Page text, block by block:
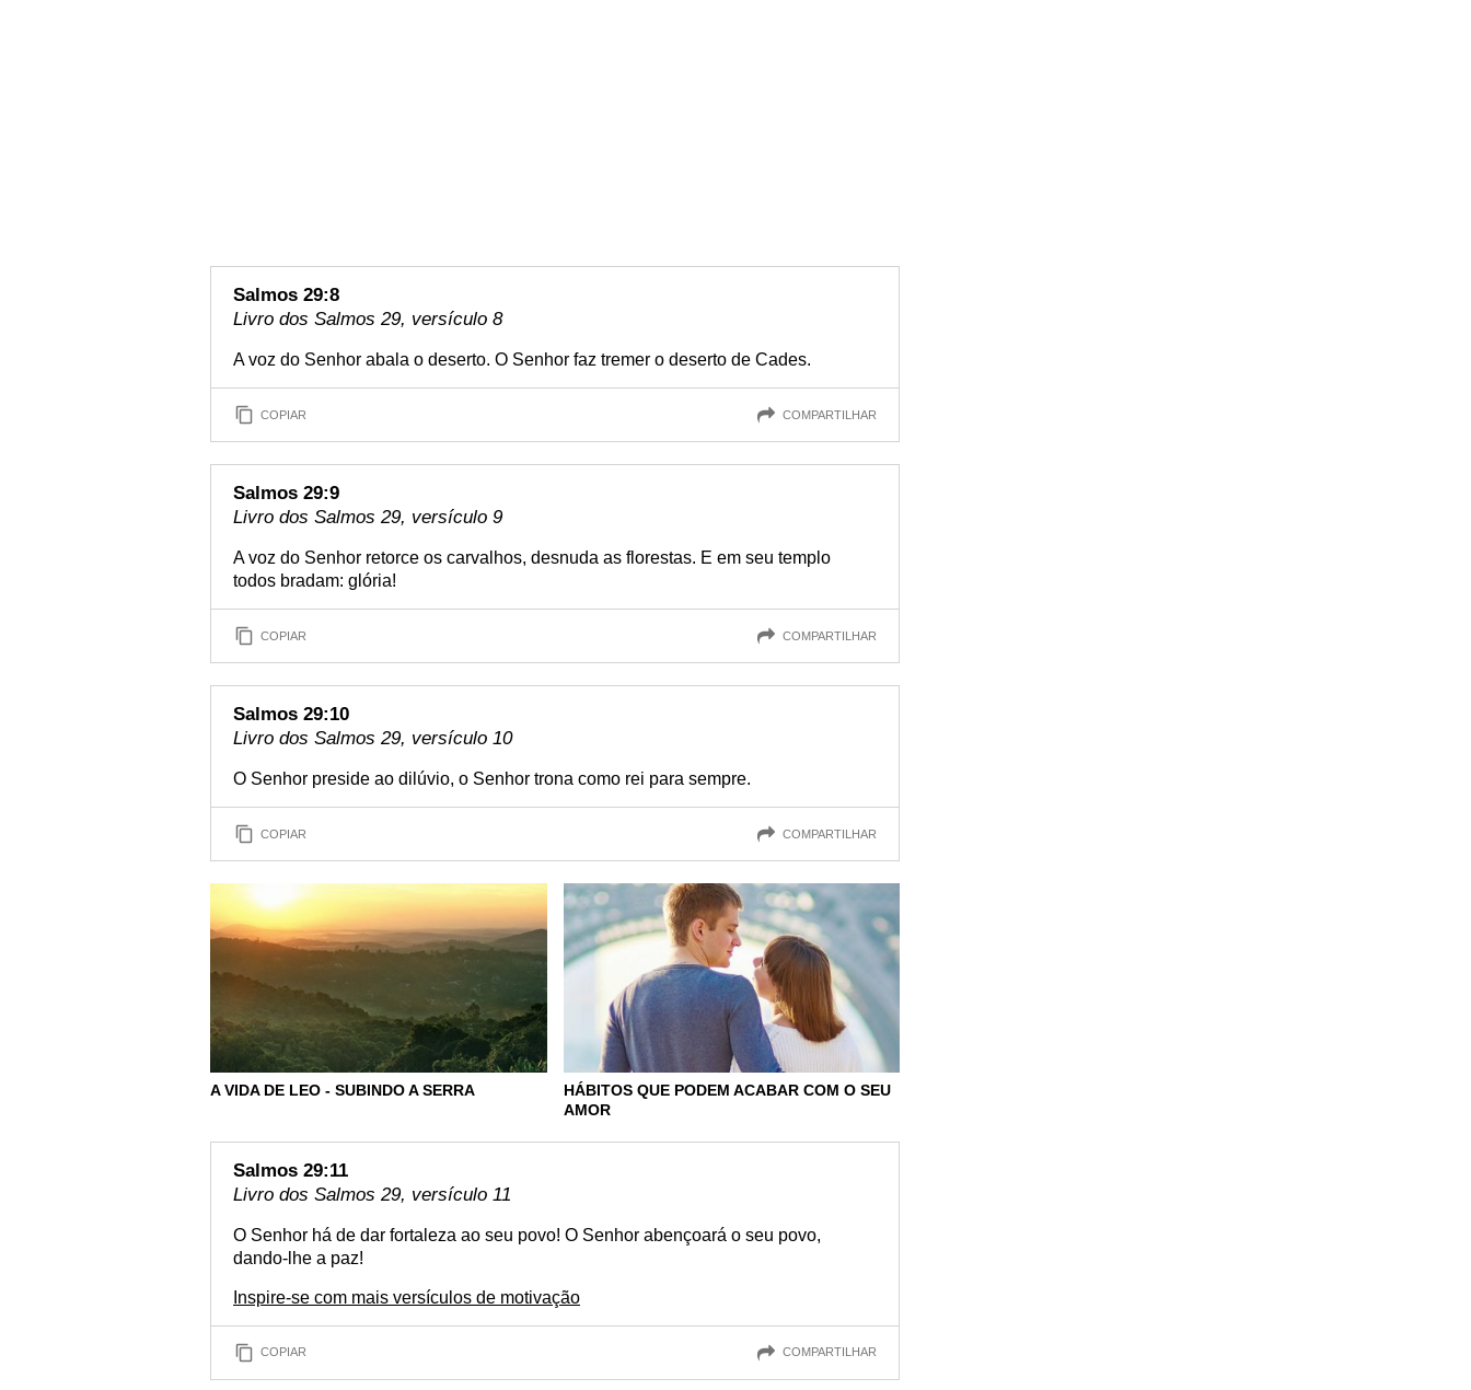
Salmos 29:8
Livro dos Salmos 29, versículo 8
A voz do Senhor abala o deserto. O Senhor faz tremer o deserto de Cades.
COPIAR COMPARTILHAR
Salmos 29:9
Livro dos Salmos 29, versículo 9
A voz do Senhor retorce os carvalhos, desnuda as florestas. E em seu templo
todos bradam: glória!
COPIAR COMPARTILHAR
Salmos 29:10
Livro dos Salmos 29, versículo 10
O Senhor preside ao dilúvio, o Senhor trona como rei para sempre.
COPIAR COMPARTILHAR
A VIDA DE LEO - SUBINDO A SERRA
HÁBITOS QUE PODEM ACABAR COM O SEU
AMOR
Salmos 29:11
Livro dos Salmos 29, versículo 11
O Senhor há de dar fortaleza ao seu povo! O Senhor abençoará o seu povo,
dando-lhe a paz!
Inspire-se com mais versículos de motivação
COPIAR COMPARTILHAR